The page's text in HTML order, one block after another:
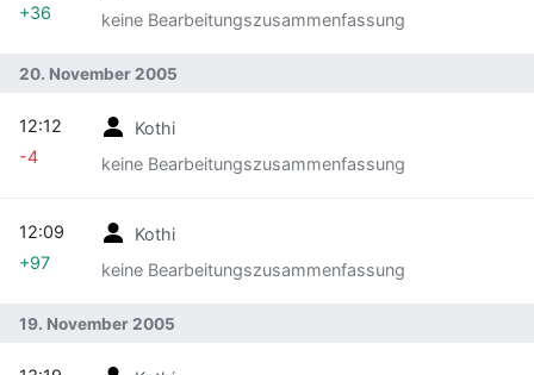
keine Bearbeitungszusammenfassung
+36
20. November 2005
Kothi
keine Bearbeitungszusammenfassung
12:12
-4
Kothi
keine Bearbeitungszusammenfassung
12:09
+97
19. November 2005